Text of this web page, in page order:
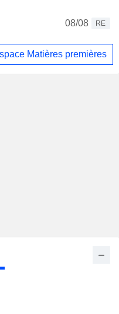
08/08
RE
Matières premières